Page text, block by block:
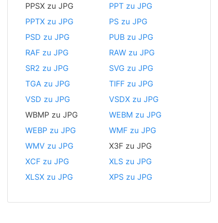
PPSX zu JPG
PPT zu JPG
PPTX zu JPG
PS zu JPG
PSD zu JPG
PUB zu JPG
RAF zu JPG
RAW zu JPG
SR2 zu JPG
SVG zu JPG
TGA zu JPG
TIFF zu JPG
VSD zu JPG
VSDX zu JPG
WBMP zu JPG
WEBM zu JPG
WEBP zu JPG
WMF zu JPG
WMV zu JPG
X3F zu JPG
XCF zu JPG
XLS zu JPG
XLSX zu JPG
XPS zu JPG